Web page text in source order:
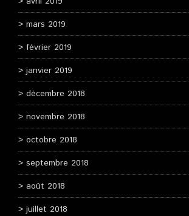
mars 2019
février 2019
janvier 2019
décembre 2018
novembre 2018
octobre 2018
septembre 2018
août 2018
juillet 2018